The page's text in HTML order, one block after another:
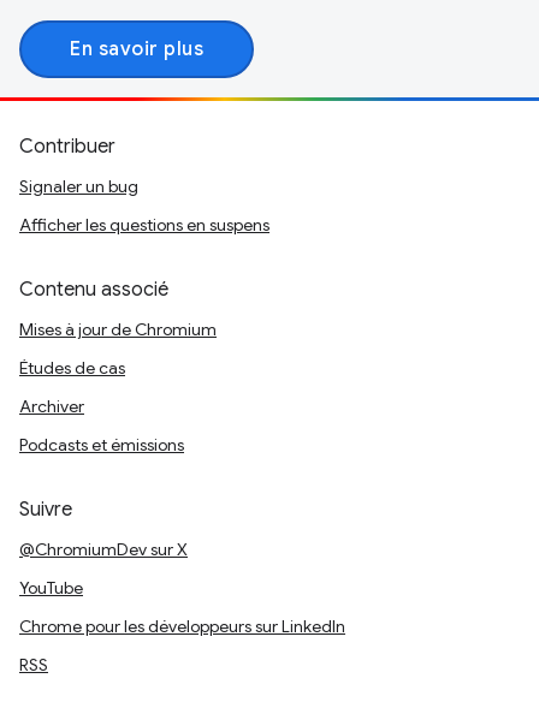
En savoir plus
Contribuer
Signaler un bug
Afficher les questions en suspens
Contenu associé
Mises à jour de Chromium
Études de cas
Archiver
Podcasts et émissions
Suivre
@ChromiumDev sur X
YouTube
Chrome pour les développeurs sur LinkedIn
RSS